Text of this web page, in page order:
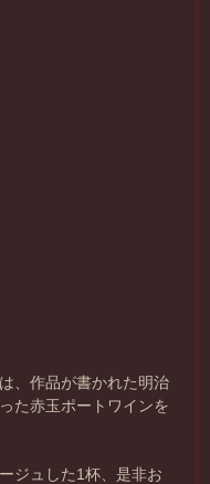
、作品が書かれた明治
た赤玉ポートワインを
ジュした1杯、是非お